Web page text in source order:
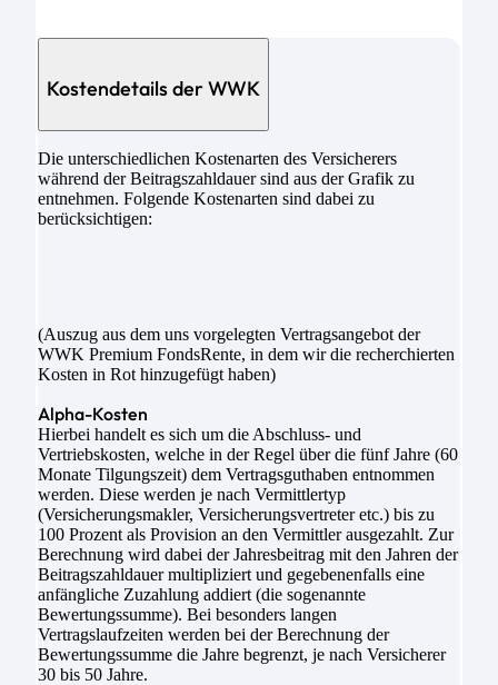
Kostendetails der WWK
Die unterschiedlichen Kostenarten des Versicherers
während der Beitragszahldauer sind aus der Grafik zu
entnehmen. Folgende Kostenarten sind dabei zu
berücksichtigen:
(Auszug aus dem uns vorgelegten Vertragsangebot der
WWK Premium FondsRente, in dem wir die recherchierten
Kosten in Rot hinzugefügt haben)
Alpha-Kosten
Hierbei handelt es sich um die Abschluss- und
Vertriebskosten, welche in der Regel über die fünf Jahre (60
Monate Tilgungszeit) dem Vertragsguthaben entnommen
werden. Diese werden je nach Vermittlertyp
(Versicherungsmakler, Versicherungsvertreter etc.) bis zu
100 Prozent als Provision an den Vermittler ausgezahlt. Zur
Berechnung wird dabei der Jahresbeitrag mit den Jahren der
Beitragszahldauer multipliziert und gegebenenfalls eine
anfängliche Zuzahlung addiert (die sogenannte
Bewertungssumme). Bei besonders langen
Vertragslaufzeiten werden bei der Berechnung der
Bewertungssumme die Jahre begrenzt, je nach Versicherer
30 bis 50 Jahre.